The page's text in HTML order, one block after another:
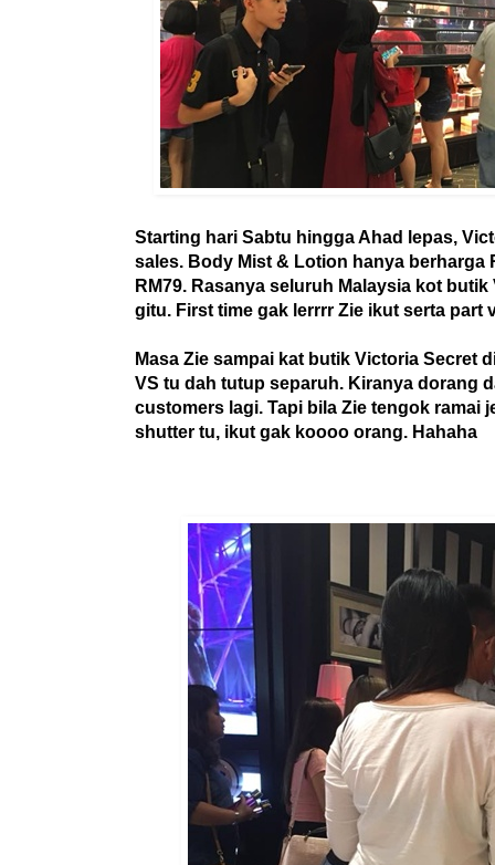
Starting hari Sabtu hingga Ahad lepas,
sales. Body Mist & Lotion hanya berharga
RM79. Rasanya seluruh Malaysia kot
gitu. First time gak lerrrr Zie ikut serta part
Masa Zie sampai kat butik Victoria Secret
VS tu dah tutup separuh. Kiranya dorang
customers lagi. Tapi bila Zie tengok ramai
shutter tu, ikut gak koooo orang. Hahaha